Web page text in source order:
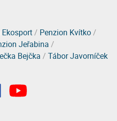
/ Penzion Kvítko/
Jeřabina /
Bejčka / Tábor Javorníček